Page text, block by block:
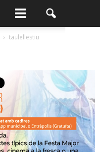
taulellestiu